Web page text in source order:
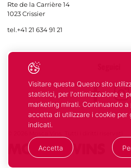
Rte de la Carrière 14
1023 Crissier
tel.+41 21 634 91 21
La tua
Visitare questa Questo sito
statistici, per l'ottimizzazione e
marketing mirati. Continuando
accetta di utilizzare i cookie per
indicati.
Accetta